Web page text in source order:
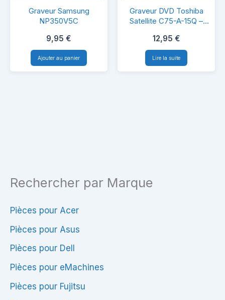
Rechercher par Marque
Pièces pour Acer
Pièces pour Asus
Pièces pour Dell
Pièces pour eMachines
Pièces pour Fujitsu
Original
&
Fonctionnel
Graveur
Samsung
NP350V5C
Graveur Samsung
NP350V5C
9,95 €
Ajouter au panier
Graveur
DVD
Toshiba
Satellite
C75-
Graveur DVD Toshiba
Satellite C75-A-15Q –
Compatibilité
12,95 €
Lire la suite